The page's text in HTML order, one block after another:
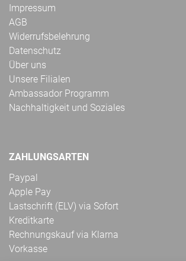
Impressum
AGB
Widerrufsbelehrung
Datenschutz
Über uns
Unsere Filialen
Ambassador Programm
Nachhaltigkeit und Soziales
ZAHLUNGSARTEN
Paypal
Apple Pay
Lastschrift (ELV) via Sofort
Kreditkarte
Rechnungskauf via Klarna
Vorkasse